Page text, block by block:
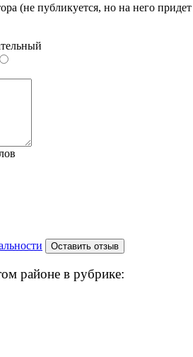
(не публикуется, но на него
районе в рубрике: